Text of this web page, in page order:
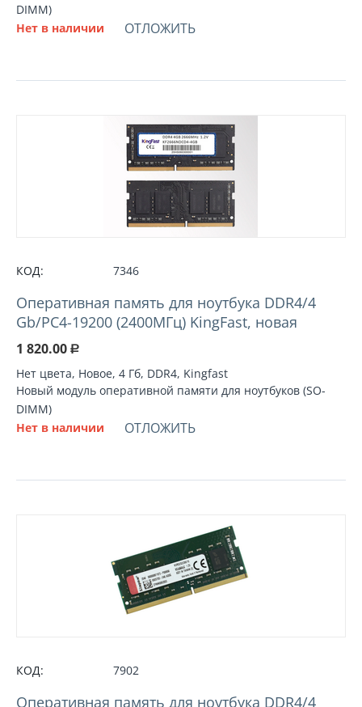
DIMM)
Нет в наличии
ОТЛОЖИТЬ
КОД: 7346
Оперативная память для ноутбука DDR4/4
Gb/PC4-19200 (2400МГц) KingFast, новая
1 820.00 Р
Нет цвета, Новое, 4 Гб, DDR4, Kingfast
Новый модуль оперативной памяти для ноутбуков (SO-
DIMM)
Нет в наличии
ОТЛОЖИТЬ
КОД: 7902
Оперативная память для ноутбука DDR4/4